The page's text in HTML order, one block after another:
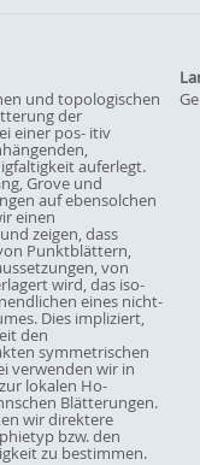
und topologischen
der
einer pos- itiv
auferlegt.
Grove und
auf ebensolchen
einen
zeigen, dass
Punktblättern,
von
wird, das iso-
eines nicht-
Dies impliziert,
den
symmetrischen
verwenden wir in
lokalen Ho-
Blätterungen.
wir direktere
bzw. den
zu bestimmen.